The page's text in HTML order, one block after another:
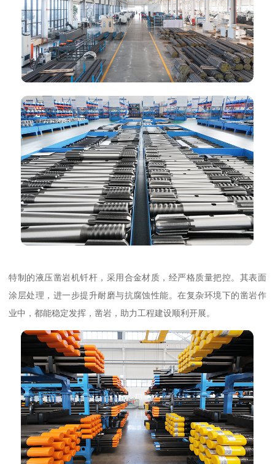
特制的液压凿岩机钎杆，采用合金材质，经严格质量把控。其表面
涂层处理，进一步提升耐磨与抗腐蚀性能。在复杂环境下的凿岩作
业中，都能稳定发挥，凿岩，助力工程建设顺利开展。